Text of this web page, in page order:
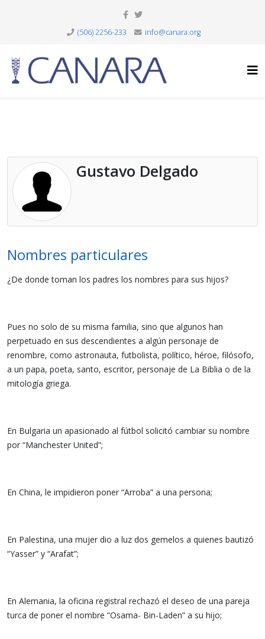
(506) 2256-233 info@canara.org
Gustavo Delgado
Nombres particulares
¿De donde toman los padres los nombres para sus hijos?
Pues no solo de su misma familia, sino que algunos han
perpetuado en sus descendientes a algún personaje de
renombre, como astronauta, futbolista, político, héroe, filósofo,
a un papa, poeta, santo, escritor, personaje de La Biblia o de la
mitología griega.
En Bulgaria un apasionado al fútbol solicitó cambiar su nombre
por “Manchester United”;
En China, le impidieron poner “Arroba” a una persona;
En Palestina, una mujer dio a luz dos gemelos a quienes bautizó
“Yasser” y “Arafat”;
En Alemania, la oficina registral rechazó el deseo de una pareja
turca de poner el nombre “Osama- Bin-Laden” a su hijo;